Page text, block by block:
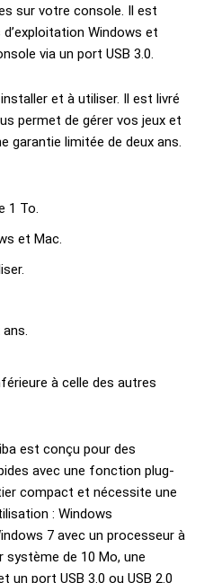
sur votre console. Il est
Windows et
via un port USB 3.0.
et à utiliser. Il est livré
permet de gérer vos jeux et
garantie limitée de deux ans.
1 To.
et Mac.
à celle des autres
est conçu pour des
avec une fonction plug-
compact et nécessite une
: Windows
7 avec un processeur à
système de 10 Mo, une
un port USB 3.0 ou USB 2.0